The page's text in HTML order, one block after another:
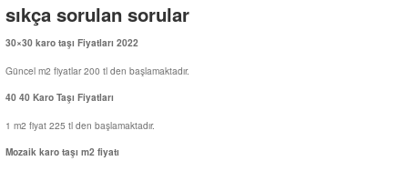
sıkça sorulan sorular
30×30 karo taşı Fiyatları 2022
Güncel m2 fiyatlar 200 tl den başlamaktadır.
40 40 Karo Taşı Fiyatları
1 m2 fiyat 225 tl den başlamaktadır.
Mozaik karo taşı m2 fiyatı